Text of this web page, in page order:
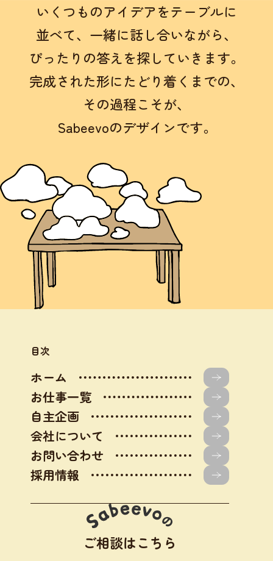
いくつものアイデアをテーブルに
並べて、 一緒に話し合いながら、
ぴったりの答えを探していきます。
完成された形にたどり着くまでの、
その過程こそが、
Sabeevoのデザインです。
目次
ホーム
お仕事一覧
自主企画
会社について
お問い合わせ
採用情報
ご相談はこちら